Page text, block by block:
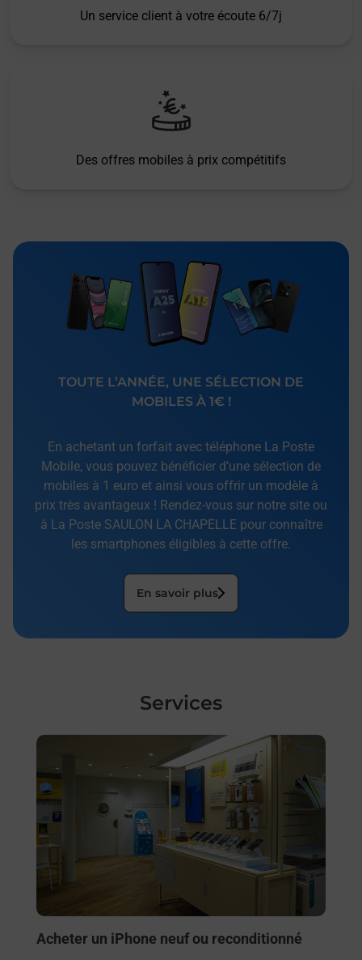
Un service client à votre écoute 6/7j
Des offres mobiles à prix compétitifs
TOUTE L’ANNÉE, UNE SÉLECTION DE
MOBILES À 1€ !
En achetant un forfait avec téléphone La Poste
Mobile, vous pouvez bénéficier d’une sélection de
mobiles à 1 euro et ainsi vous offrir un modèle à
prix très avantageux ! Rendez-vous sur notre site ou
à La Poste SAULON LA CHAPELLE pour connaître
les smartphones éligibles à cette offre.
En savoir plus
Services
En savoir plus
Acheter un iPhone neuf ou reconditionné